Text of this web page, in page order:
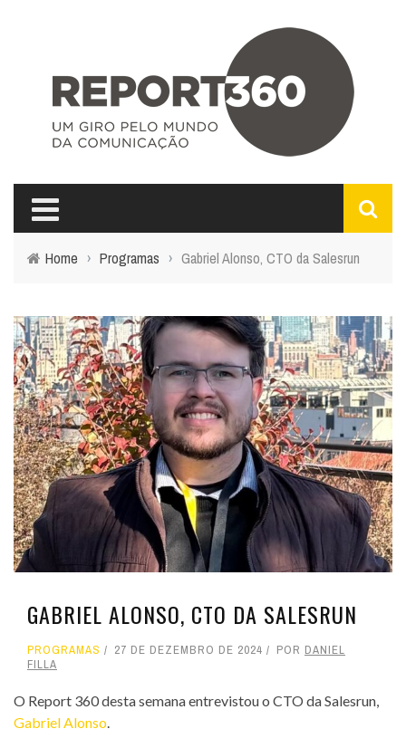
Home › Programas › Gabriel Alonso, CTO da Salesrun
GABRIEL ALONSO, CTO DA SALESRUN
PROGRAMAS 27 DE DEZEMBRO DE 2024 POR DANIEL
FILLA
O Report 360 desta semana entrevistou o CTO da Salesrun,
Gabriel Alonso.